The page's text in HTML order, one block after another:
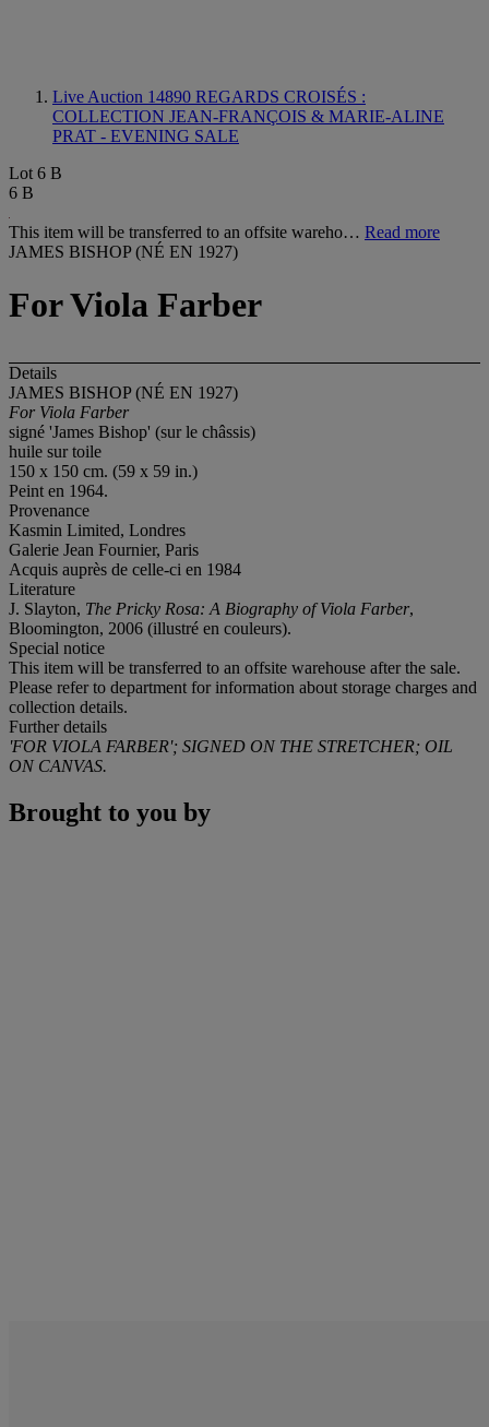
Live Auction 14890 REGARDS CROISÉS :
COLLECTION JEAN-FRANÇOIS & MARIE-ALINE
PRAT - EVENING SALE
Lot 6 B
6 B
This item will be transferred to an offsite wareho… Read more
JAMES BISHOP (NÉ EN 1927)
For Viola Farber
Details
JAMES BISHOP (NÉ EN 1927)
For Viola Farber
signé 'James Bishop' (sur le châssis)
huile sur toile
150 x 150 cm. (59 x 59 in.)
Peint en 1964.
Provenance
Kasmin Limited, Londres
Galerie Jean Fournier, Paris
Acquis auprès de celle-ci en 1984
Literature
J. Slayton, The Pricky Rosa: A Biography of Viola Farber,
Bloomington, 2006 (illustré en couleurs).
Special notice
This item will be transferred to an offsite warehouse after the sale.
Please refer to department for information about storage charges and
collection details.
Further details
'FOR VIOLA FARBER'; SIGNED ON THE STRETCHER; OIL
ON CANVAS.
Brought to you by